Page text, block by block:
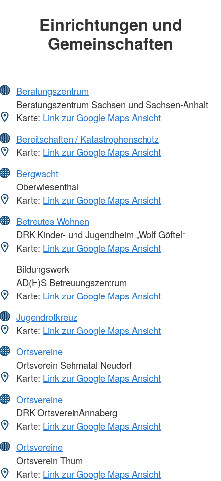
Einrichtungen und
Gemeinschaften
Beratungszentrum
Beratungszentrum Sachsen und Sachsen-Anhalt
Karte: Link zur Google Maps Ansicht
Bereitschaften / Katastrophenschutz
Karte: Link zur Google Maps Ansicht
Bergwacht
Oberwiesenthal
Karte: Link zur Google Maps Ansicht
Betreutes Wohnen
DRK Kinder- und Jugendheim „Wolf Göftel“
Karte: Link zur Google Maps Ansicht
Bildungswerk
AD(H)S Betreuungszentrum
Karte: Link zur Google Maps Ansicht
Jugendrotkreuz
Karte: Link zur Google Maps Ansicht
Ortsvereine
Ortsverein Sehmatal Neudorf
Karte: Link zur Google Maps Ansicht
Ortsvereine
DRK OrtsvereinAnnaberg
Karte: Link zur Google Maps Ansicht
Ortsvereine
Ortsverein Thum
Karte: Link zur Google Maps Ansicht